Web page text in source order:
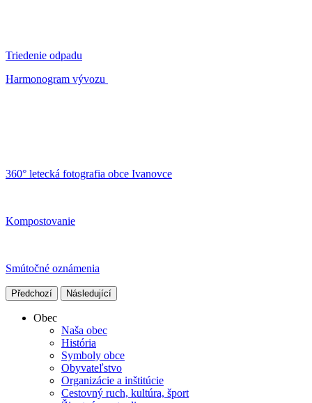
Triedenie odpadu
Harmonogram vývozu
360° letecká fotografia obce Ivanovce
Kompostovanie
Smútočné oznámenia
Předchozí Následující
Obec
Naša obec
História
Symboly obce
Obyvateľstvo
Organizácie a inštitúcie
Cestovný ruch, kultúra, šport